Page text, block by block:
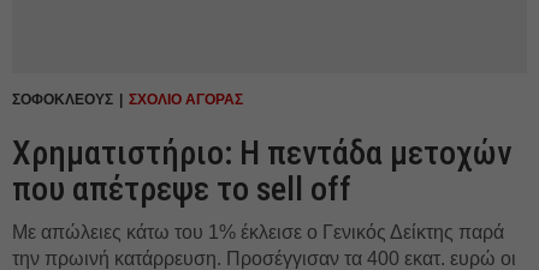
ΣΟΦΟΚΛΕΟΥΣ ΣΧΟΛΙΟ ΑΓΟΡΑΣ
Χρηματιστήριο: Η πεντάδα μετοχών
που απέτρεψε το sell off
Με απώλειες κάτω του 1% έκλεισε ο Γενικός Δείκτης παρά
την πρωινή κατάρρευση. Προσέγγισαν τα 400 εκατ. ευρώ οι